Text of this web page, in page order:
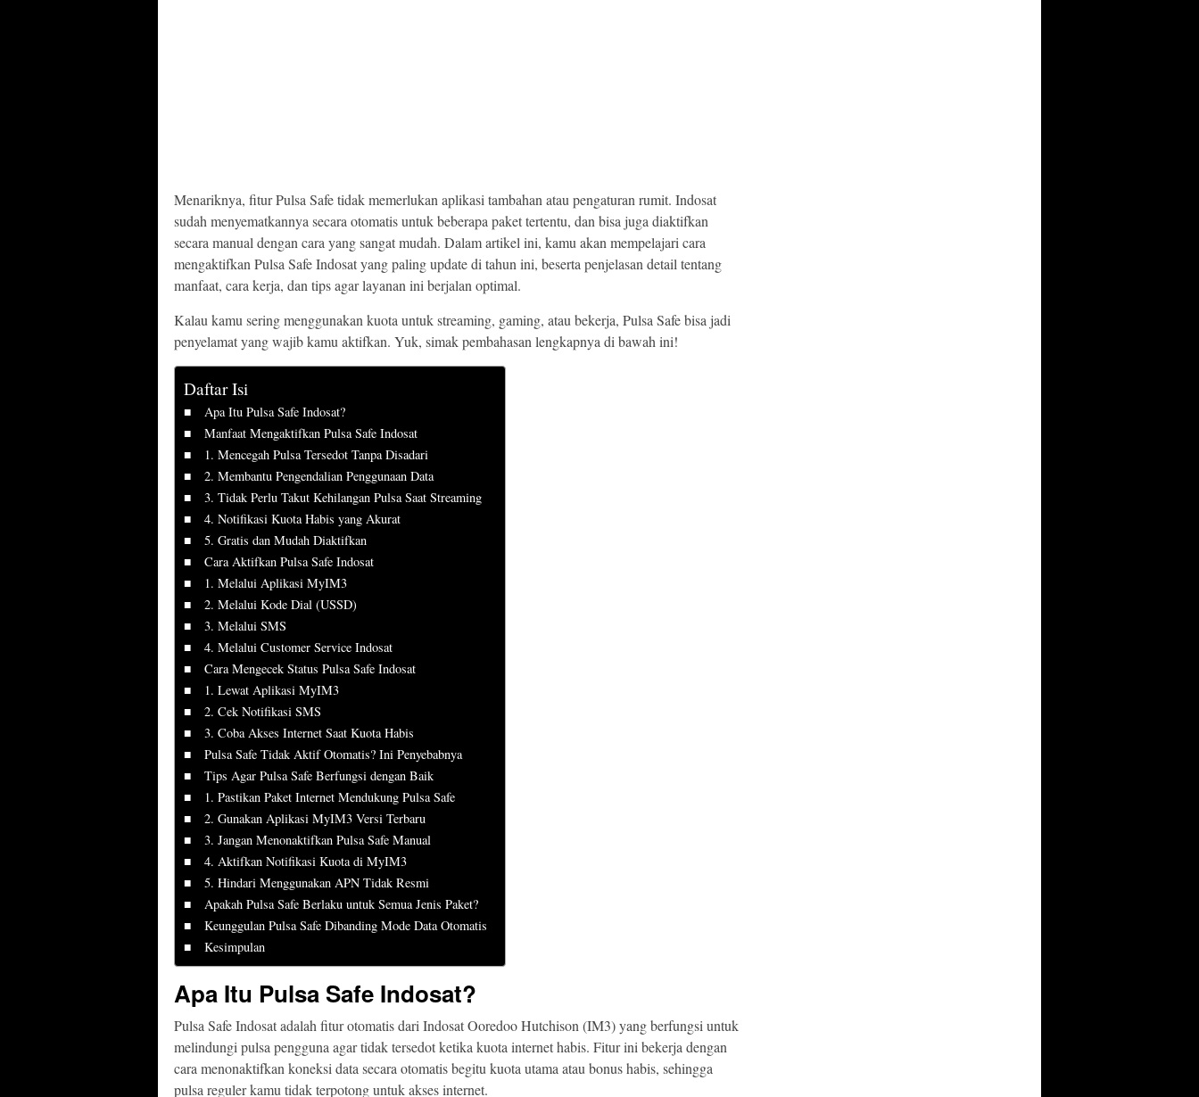
Menariknya, fitur Pulsa Safe tidak memerlukan aplikasi tambahan atau pengaturan rumit. Indosat
sudah menyematkannya secara otomatis untuk beberapa paket tertentu, dan bisa juga diaktifkan
secara manual dengan cara yang sangat mudah. Dalam artikel ini, kamu akan mempelajari cara
mengaktifkan Pulsa Safe Indosat yang paling update di tahun ini, beserta penjelasan detail tentang
manfaat, cara kerja, dan tips agar layanan ini berjalan optimal.
Kalau kamu sering menggunakan kuota untuk streaming, gaming, atau bekerja, Pulsa Safe bisa jadi
penyelamat yang wajib kamu aktifkan. Yuk, simak pembahasan lengkapnya di bawah ini!
Daftar Isi
Apa Itu Pulsa Safe Indosat?
Manfaat Mengaktifkan Pulsa Safe Indosat
1. Mencegah Pulsa Tersedot Tanpa Disadari
2. Membantu Pengendalian Penggunaan Data
3. Tidak Perlu Takut Kehilangan Pulsa Saat Streaming
4. Notifikasi Kuota Habis yang Akurat
5. Gratis dan Mudah Diaktifkan
Cara Aktifkan Pulsa Safe Indosat
1. Melalui Aplikasi MyIM3
2. Melalui Kode Dial (USSD)
3. Melalui SMS
4. Melalui Customer Service Indosat
Cara Mengecek Status Pulsa Safe Indosat
1. Lewat Aplikasi MyIM3
2. Cek Notifikasi SMS
3. Coba Akses Internet Saat Kuota Habis
Pulsa Safe Tidak Aktif Otomatis? Ini Penyebabnya
Tips Agar Pulsa Safe Berfungsi dengan Baik
1. Pastikan Paket Internet Mendukung Pulsa Safe
2. Gunakan Aplikasi MyIM3 Versi Terbaru
3. Jangan Menonaktifkan Pulsa Safe Manual
4. Aktifkan Notifikasi Kuota di MyIM3
5. Hindari Menggunakan APN Tidak Resmi
Apakah Pulsa Safe Berlaku untuk Semua Jenis Paket?
Keunggulan Pulsa Safe Dibanding Mode Data Otomatis
Kesimpulan
Apa Itu Pulsa Safe Indosat?
Pulsa Safe Indosat adalah fitur otomatis dari Indosat Ooredoo Hutchison (IM3) yang berfungsi untuk
melindungi pulsa pengguna agar tidak tersedot ketika kuota internet habis. Fitur ini bekerja dengan
cara menonaktifkan koneksi data secara otomatis begitu kuota utama atau bonus habis, sehingga
pulsa reguler kamu tidak terpotong untuk akses internet.